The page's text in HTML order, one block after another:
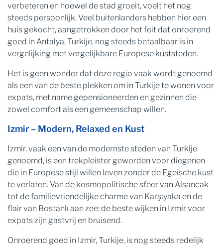
verbeteren en hoewel de stad groeit, voelt het nog
steeds persoonlijk. Veel buitenlanders hebben hier een
huis gekocht, aangetrokken door het feit dat onroerend
goed in Antalya, Turkije, nog steeds betaalbaar is in
vergelijking met vergelijkbare Europese kuststeden.
Het is geen wonder dat deze regio vaak wordt genoemd
als een van de beste plekken om in Turkije te wonen voor
expats, met name gepensioneerden en gezinnen die
zowel comfort als een gemeenschap willen.
Izmir – Modern, Relaxed en Kust
Izmir, vaak een van de modernste steden van Turkije
genoemd, is een trekpleister geworden voor diegenen
die in Europese stijl willen leven zonder de Egeïsche kust
te verlaten. Van de kosmopolitische sfeer van Alsancak
tot de familievriendelijke charme van Karşıyaka en de
flair van Bostanlı aan zee: de beste wijken in Izmir voor
expats zijn gastvrij en bruisend.
Onroerend goed in Izmir, Turkije, is nog steeds redelijk